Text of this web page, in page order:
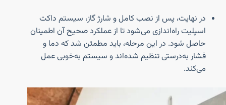
در نهایت، پس از نصب کامل و شارژ گاز، سیستم داکت
اسپلیت راه‌اندازی می‌شود تا از عملکرد صحیح آن اطمینان
حاصل شود. در این مرحله، باید مطمئن شد که دما و
فشار به‌درستی تنظیم شده‌اند و سیستم به‌خوبی عمل
می‌کند.